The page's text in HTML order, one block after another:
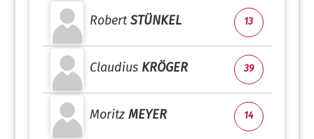
Robert STÜNKEL 13
Claudius KRÖGER 39
Moritz MEYER 14